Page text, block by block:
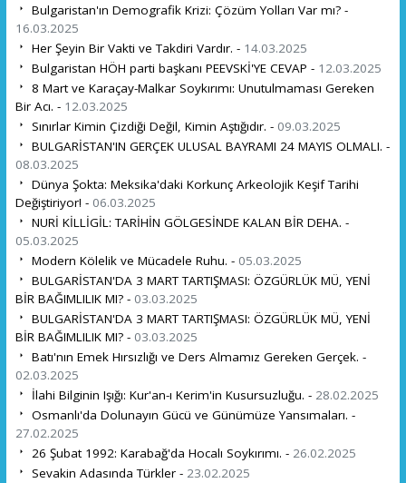
Bulgaristan'ın Demografik Krizi: Çözüm Yolları Var mı? -
16.03.2025
Her Şeyin Bir Vakti ve Takdiri Vardır. - 14.03.2025
Bulgaristan HÖH parti başkanı PEEVSKİ'YE CEVAP - 12.03.2025
8 Mart ve Karaçay-Malkar Soykırımı: Unutulmaması Gereken
Bir Acı. - 12.03.2025
Sınırlar Kimin Çizdiği Değil, Kimin Aştığıdır. - 09.03.2025
BULGARİSTAN'IN GERÇEK ULUSAL BAYRAMI 24 MAYIS OLMALI. -
08.03.2025
Dünya Şokta: Meksika'daki Korkunç Arkeolojik Keşif Tarihi
Değiştiriyor! - 06.03.2025
NURİ KİLLİGİL: TARİHİN GÖLGESİNDE KALAN BİR DEHA. -
05.03.2025
Modern Kölelik ve Mücadele Ruhu. - 05.03.2025
BULGARİSTAN'DA 3 MART TARTIŞMASI: ÖZGÜRLÜK MÜ, YENİ
BİR BAĞIMLILIK MI? - 03.03.2025
BULGARİSTAN'DA 3 MART TARTIŞMASI: ÖZGÜRLÜK MÜ, YENİ
BİR BAĞIMLILIK MI? - 03.03.2025
Batı'nın Emek Hırsızlığı ve Ders Almamız Gereken Gerçek. -
02.03.2025
İlahi Bilginin Işığı: Kur'an-ı Kerim'in Kusursuzluğu. - 28.02.2025
Osmanlı'da Dolunayın Gücü ve Günümüze Yansımaları. -
27.02.2025
26 Şubat 1992: Karabağ'da Hocalı Soykırımı. - 26.02.2025
Sevakin Adasında Türkler - 23.02.2025